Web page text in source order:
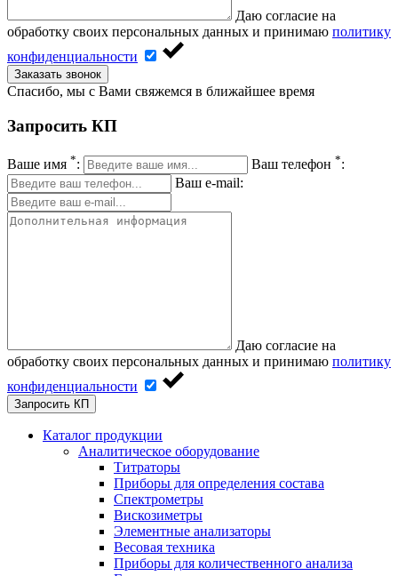
Даю согласие на
обработку своих персональных данных и принимаю политику
конфиденциальности
Заказать звонок
Спасибо, мы с Вами свяжемся в ближайшее время
Запросить КП
Ваше имя *: Ваш телефон *:
Ваш e-mail:
Даю согласие на
обработку своих персональных данных и принимаю политику
конфиденциальности
Запросить КП
Каталог продукции
Аналитическое оборудование
Титраторы
Приборы для определения состава
Спектрометры
Вискозиметры
Элементные анализаторы
Весовая техника
Приборы для количественного анализа